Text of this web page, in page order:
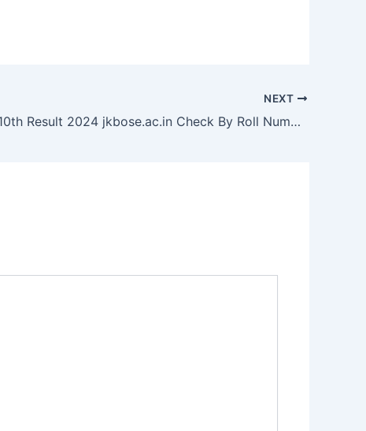
NEXT
JKBOSE 10th Result 2024 jkbose.ac.in Check By Roll Number JK 10th Board Results Date